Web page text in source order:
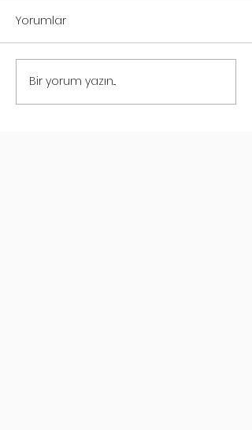
Yorumlar
Bir yorum yazın...